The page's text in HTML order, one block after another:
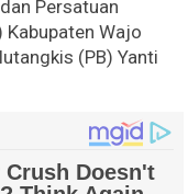
Persatuan
Kabupaten Wajo
(PB) Yanti